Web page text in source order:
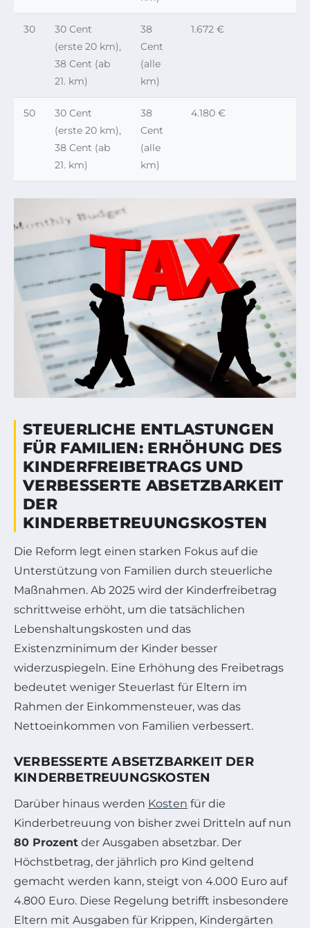
30
30 Cent
(erste 20 km),
38 Cent (ab
21. km)
38
Cent
(alle
km)
1.672 €
50
30 Cent
(erste 20 km),
38 Cent (ab
21. km)
38
Cent
(alle
km)
4.180 €
STEUERLICHE ENTLASTUNGEN
FÜR FAMILIEN: ERHÖHUNG DES
KINDERFREIBETRAGS UND
VERBESSERTE ABSETZBARKEIT
DER
KINDERBETREUUNGSKOSTEN
Die Reform legt einen starken Fokus auf die
Unterstützung von Familien durch steuerliche
Maßnahmen. Ab 2025 wird der Kinderfreibetrag
schrittweise erhöht, um die tatsächlichen
Lebenshaltungskosten und das
Existenzminimum der Kinder besser
widerzuspiegeln. Eine Erhöhung des Freibetrags
bedeutet weniger Steuerlast für Eltern im
Rahmen der Einkommensteuer, was das
Nettoeinkommen von Familien verbessert.
VERBESSERTE ABSETZBARKEIT DER
KINDERBETREUUNGSKOSTEN
Darüber hinaus werden Kosten für die
Kinderbetreuung von bisher zwei Dritteln auf nun
80 Prozent der Ausgaben absetzbar. Der
Höchstbetrag, der jährlich pro Kind geltend
gemacht werden kann, steigt von 4.000 Euro auf
4.800 Euro. Diese Regelung betrifft insbesondere
Eltern mit Ausgaben für Krippen, Kindergärten